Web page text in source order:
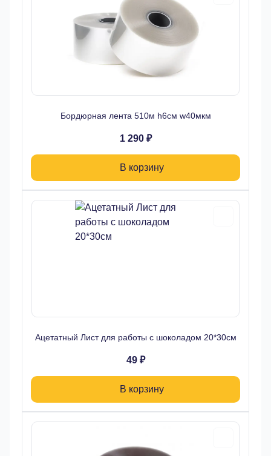
Бордюрная лента 510м h6см w40мкм
1 290 ₽
В корзину
Ацетатный Лист для работы с шоколадом 20*30см
49 ₽
В корзину